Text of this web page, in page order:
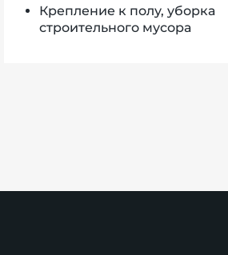
Крепление к полу, уборка
строительного мусора